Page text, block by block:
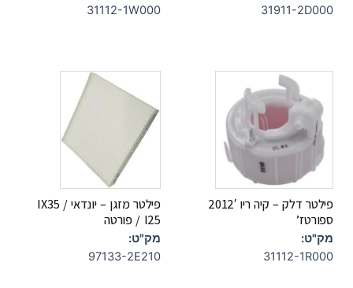
31911-2D000
31112-1W000
פילטר דלק – קיה ריו 2012′
ספורטז’
מק"ט:
31112-1R000
פילטר מזגן – יונדאי IX35 /
I25 / פורטה
מק"ט:
97133-2E210